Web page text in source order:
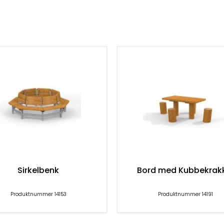
er tilpasset for å sikre komfort for både barn
parker, skolegårder, barnehager og alle typer
å integrere i grønne områder og inspirerer til
Sirkelbenk
Produktnummer 14153
Bord med
Produktnummer 14191